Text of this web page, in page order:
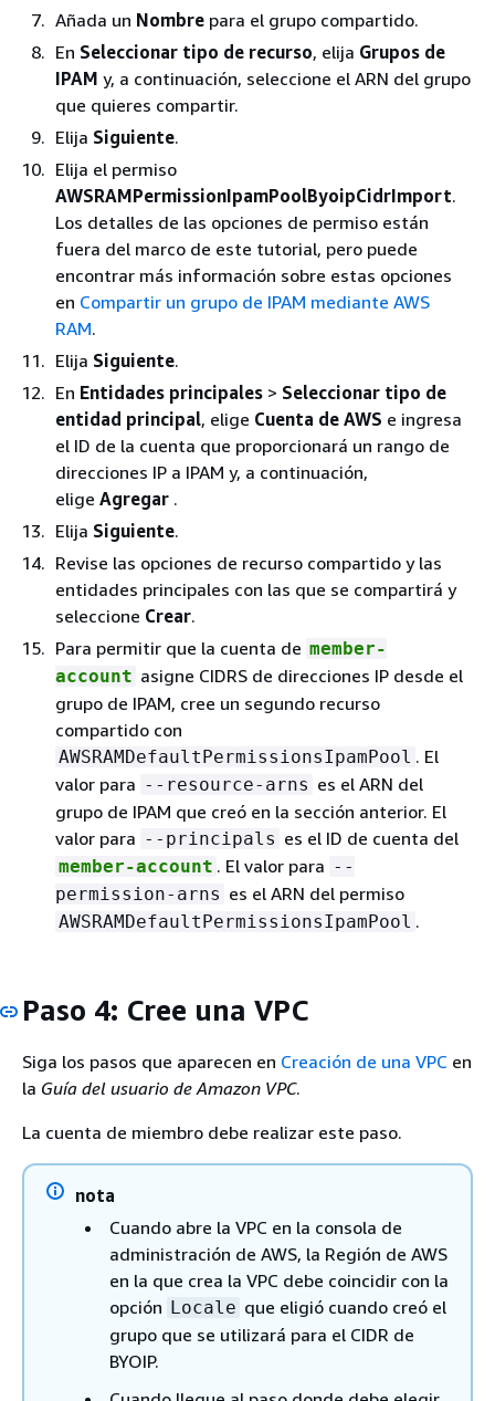
Añada un Nombre para el grupo compartido.
En Seleccionar tipo de recurso, elija Grupos de
IPAM y, a continuación, seleccione el ARN del grupo
que quieres compartir.
Elija Siguiente.
Elija el permiso
AWSRAMPermissionIpamPoolByoipCidrImport.
Los detalles de las opciones de permiso están
fuera del marco de este tutorial, pero puede
encontrar más información sobre estas opciones
en Compartir un grupo de IPAM mediante AWS
RAM.
Elija Siguiente.
En Entidades principales > Seleccionar tipo de
entidad principal, elige Cuenta de AWS e ingresa
el ID de la cuenta que proporcionará un rango de
direcciones IP a IPAM y, a continuación,
elige Agregar .
Elija Siguiente.
Revise las opciones de recurso compartido y las
entidades principales con las que se compartirá y
seleccione Crear.
Para permitir que la cuenta de member-
account asigne CIDRS de direcciones IP desde el
grupo de IPAM, cree un segundo recurso
compartido con
AWSRAMDefaultPermissionsIpamPool . El
valor para --resource-arns es el ARN del
grupo de IPAM que creó en la sección anterior. El
valor para --principals es el ID de cuenta del
member-account . El valor para --
permission-arns es el ARN del permiso
AWSRAMDefaultPermissionsIpamPool .
Paso 4: Cree una VPC
Siga los pasos que aparecen en Creación de una VPC en
la Guía del usuario de Amazon VPC.
La cuenta de miembro debe realizar este paso.
nota
Cuando abre la VPC en la consola de
administración de AWS, la Región de AWS
en la que crea la VPC debe coincidir con la
opción Locale que eligió cuando creó el
grupo que se utilizará para el CIDR de
BYOIP.